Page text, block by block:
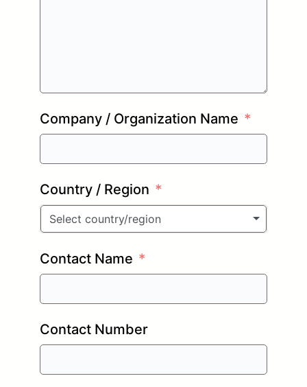
Company / Organization Name
Country / Region
Select country/region
Contact Name
Contact Number